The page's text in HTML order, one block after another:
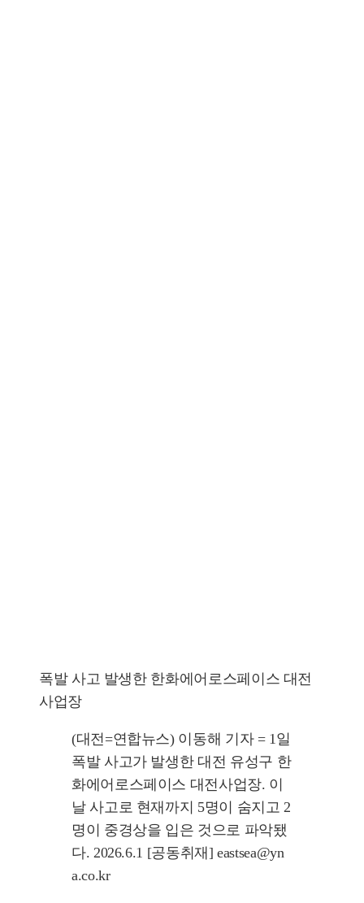
폭발 사고 발생한 한화에어로스페이스 대전
사업장
(대전=연합뉴스) 이동해 기자 = 1일
폭발 사고가 발생한 대전 유성구 한
화에어로스페이스 대전사업장. 이
날 사고로 현재까지 5명이 숨지고 2
명이 중경상을 입은 것으로 파악됐
다. 2026.6.1 [공동취재] eastsea@yn
a.co.kr